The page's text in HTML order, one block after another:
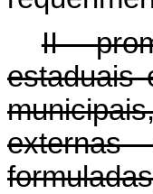
II -
estaduais